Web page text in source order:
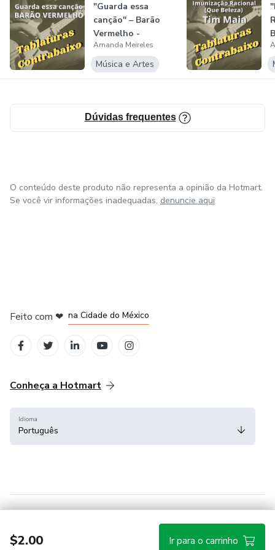
"Guarda essa
canção" – Barão
Vermelho -
Tablatura de
contrab...
Amanda Meireles
Música e Artes
Dúvidas frequentes
$2.00 Ir para o carrinho
O conteúdo deste produto não representa a opinião da Hotmart.
Se você vir informações inadequadas, denuncie aqui
Feito com ❤ na Cidade do México
Conheça a Hotmart
Idioma
Português